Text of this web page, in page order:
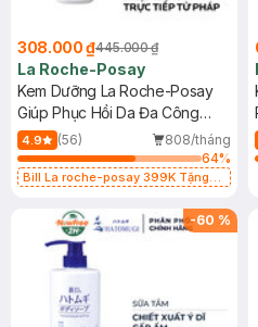
308.000 ₫445.000 ₫
La Roche-Posay
Kem Dưỡng La Roche-Posay
Giúp Phục Hồi Da Đa Công
Dụng 40ml
4.9 (56)
808/tháng
64%
Bill La roche-posay 399K Tặng
(SL có hạn)
-60 %